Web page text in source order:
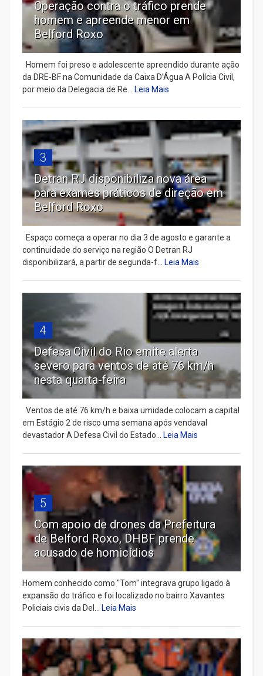
Operação contra o tráfico prende
homem e apreende menor em
Belford Roxo
Homem foi preso e adolescente apreendido durante ação
da DRE-BF na Comunidade da Caixa D’Água A Polícia Civil,
por meio da Delegacia de Re... Leia Mais
3
Detran RJ disponibiliza nova área
para exames práticos de direção em
Belford Roxo
Espaço começa a operar no dia 3 de agosto e garante a
continuidade do serviço na região O Detran RJ
disponibilizará, a partir de segunda-f... Leia Mais
4
Defesa Civil do Rio emite alerta
severo para ventos de até 76 km/h
nesta quarta-feira
Ventos de até 76 km/h e baixa umidade colocam a capital
em Estágio 2 de risco uma semana após vendaval
devastador A Defesa Civil do Estado... Leia Mais
5
Com apoio de drones da Prefeitura
de Belford Roxo, DHBF prende
acusado de homicídios
Homem conhecido como "Tom" integrava grupo ligado à
expansão do tráfico e foi localizado no bairro Xavantes
Policiais civis da Del... Leia Mais